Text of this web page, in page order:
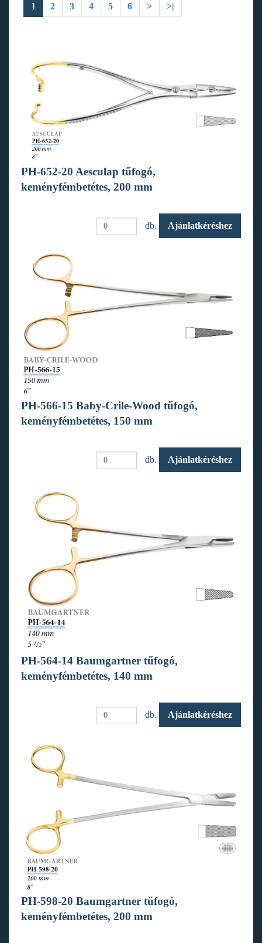
1 2 3 4 5 6 > >|
PH-652-20 Aesculap tűfogó,
keményfémbetétes, 200 mm
db. Ajánlatkéréshez
PH-566-15 Baby-Crile-Wood tűfogó,
keményfémbetétes, 150 mm
db. Ajánlatkéréshez
PH-564-14 Baumgartner tűfogó,
keményfémbetétes, 140 mm
db. Ajánlatkéréshez
PH-598-20 Baumgartner tűfogó,
keményfémbetétes, 200 mm